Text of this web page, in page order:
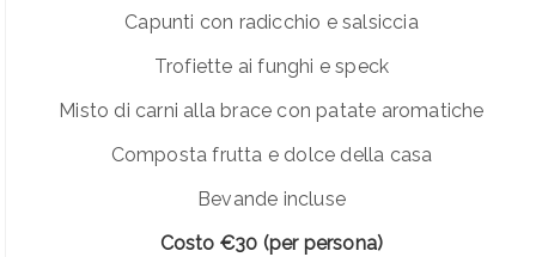
Capunti con radicchio e salsiccia
Trofiette ai funghi e speck
Misto di carni alla brace con patate aromatiche
Composta frutta e dolce della casa
Bevande incluse
Costo €30 (per persona)